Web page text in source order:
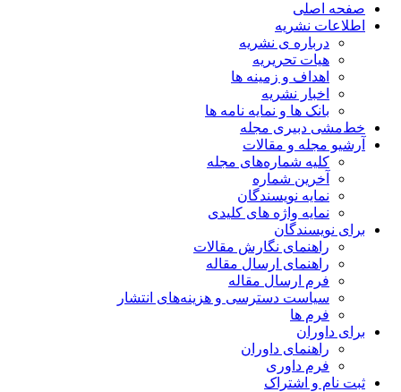
صفحه اصلی
اطلاعات نشریه
درباره ی نشریه
هیات تحریریه
اهداف و زمینه ها
اخبار نشریه
بانک ها و نمایه نامه ها
خط‌مشی دبیری مجله
آرشیو مجله و مقالات
کلیه شماره‌های مجله
آخرین شماره
نمایه نویسندگان
نمایه واژه های کلیدی
برای نویسندگان
راهنمای نگارش مقالات
راهنمای ارسال مقاله
فرم ارسال مقاله
سیاست دسترسی و هزینه‌های انتشار
فرم ها
برای داوران
راهنمای داوران
فرم داوری
ثبت نام و اشتراک